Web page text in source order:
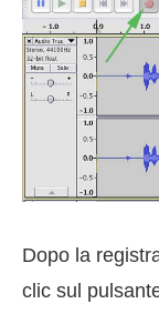
Dopo la
clic sul